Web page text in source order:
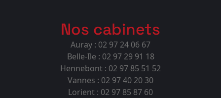
Nos cabinets
Auray : 02 97 24 06 67
Belle-Ile : 02 97 29 91 18
Hennebont : 02 97 85 51 52
Vannes : 02 97 40 20 30
Lorient : 02 97 85 87 60